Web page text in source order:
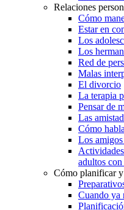
Relaciones
Cómo
Estar en
Los
Los
Red de
Malas
El divorcio
La terapia
Pensar de
Las
Cómo
Los
adultos con
Cómo planificar
Cuando ya